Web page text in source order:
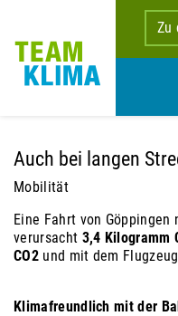
Zu
Auch bei langen
Mobilität
Eine Fahrt von Göppingen
verursacht 3,4 Kilogramm
CO2 und mit dem Flugzeug
Klimafreundlich mit der